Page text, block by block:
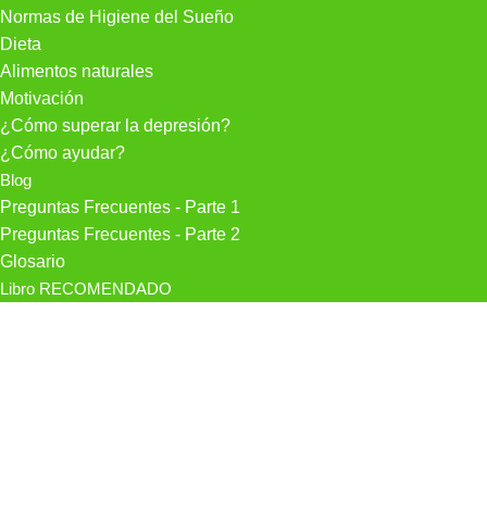
Normas de Higiene del Sueño
Dieta
Alimentos naturales
Motivación
¿Cómo superar la depresión?
¿Cómo ayudar?
Blog
Preguntas Frecuentes - Parte 1
Preguntas Frecuentes - Parte 2
Glosario
Libro RECOMENDADO